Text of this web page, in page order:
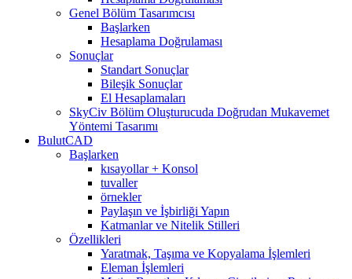
Genel Bölüm Tasarımcısı
Başlarken
Hesaplama Doğrulaması
Sonuçlar
Standart Sonuçlar
Bileşik Sonuçlar
El Hesaplamaları
SkyCiv Bölüm Oluşturucuda Doğrudan Mukavemet
Yöntemi Tasarımı
BulutCAD
Başlarken
kısayollar + Konsol
tuvaller
örnekler
Paylaşın ve İşbirliği Yapın
Katmanlar ve Nitelik Stilleri
Özellikleri
Yaratmak, Taşıma ve Kopyalama İşlemleri
Eleman İşlemleri